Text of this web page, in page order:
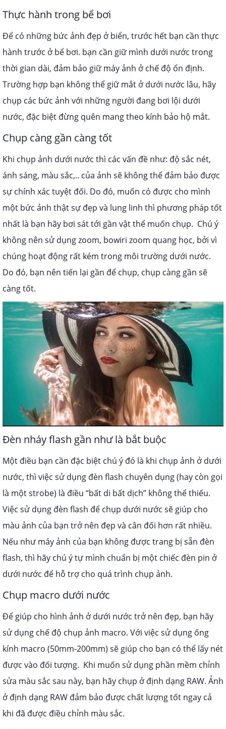
Thực hành trong bể bơi
Để có những bức ảnh đẹp ở biển, trước hết bạn cần thực
hành trước ở bể bơi. bạn cần giữ mình dưới nước trong
thời gian dài, đảm bảo giữ máy ảnh ở chế độ ổn định.
Trường hợp bạn không thể giữ mắt ở dưới nước lâu, hãy
chụp các bức ảnh với những người đang bơi lội dưới
nước, đặc biệt đừng quên mang theo kính bảo hộ mắt.
Chụp càng gần càng tốt
Khi chụp ảnh dưới nước thì các vấn đề như: độ sắc nét,
ánh sáng, màu sắc,.. của ảnh sẽ không thể đảm bảo được
sự chính xác tuyệt đối. Do đó, muốn có được cho mình
một bức ảnh thật sự đẹp và lung linh thì phương pháp tốt
nhất là bạn hãy bơi sát tới gần vật thể muốn chụp. Chú ý
không nên sử dụng zoom, bowiri zoom quang học, bởi vì
chúng hoạt động rất kém trong môi trường dưới nước.
Do đó, bạn nên tiến lại gần để chụp, chụp càng gần sẽ
càng tốt.
Đèn nháy flash gần như là bắt buộc
Một điều bạn cần đặc biệt chú ý đó là khi chụp ảnh ở dưới
nước, thì việc sử dụng đèn flash chuyên dụng (hay còn gọi
là một strobe) là điều “bất di bất dịch” không thể thiếu.
Việc sử dụng đèn flash để chụp dưới nước sẽ giúp cho
màu ảnh của bạn trở nên đẹp và cân đối hơn rất nhiều.
Nếu như máy ảnh của bạn không được trang bị sẵn đèn
flash, thì hãy chú ý tự mình chuẩn bị một chiếc đèn pin ở
dưới nước để hỗ trợ cho quá trình chụp ảnh.
Chụp macro dưới nước
Để giúp cho hình ảnh ở dưới nước trở nên đẹp, bạn hãy
sử dụng chế độ chụp ảnh macro. Với việc sử dụng ống
kính macro (50mm-200mm) sẽ giúp cho bạn có thể lấy nét
được vào đối tượng. Khi muốn sử dụng phần mềm chỉnh
sửa màu sắc sau này, bạn hãy chụp ở định dạng RAW. Ảnh
ở định dạng RAW đảm bảo được chất lượng tốt ngay cả
khi đã được điều chỉnh màu sắc.